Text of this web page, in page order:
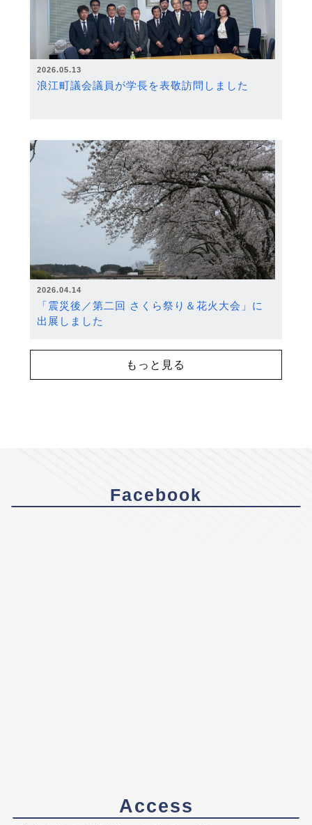
2026.05.13
浪江町議会議員が学長を表敬訪問しました
2026.04.14
「震災後／第二回 さくら祭り＆花火大会」に
出展しました
もっと見る
Facebook
Access